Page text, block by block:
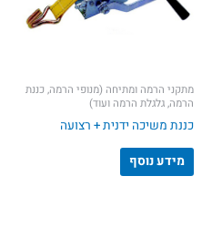
מתקני הרמה ומתיחה (מנופי הרמה, כננת
הרמה, גלגלת הרמה ועוד)
כננת משיכה ידנית + רצועה
מידע נוסף